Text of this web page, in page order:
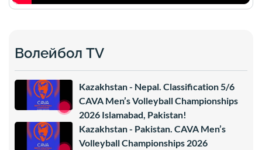
Волейбол TV
Kazakhstan - Nepal. Classification 5/6
CAVA Men’s Volleyball Championships
2026 Islamabad, Pakistan!
Kazakhstan - Pakistan. CAVA Men’s
Volleyball Championships 2026